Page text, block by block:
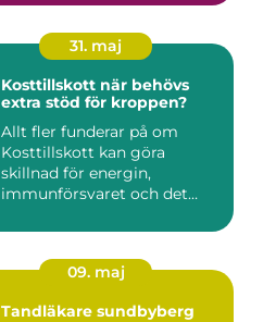
31. maj
Kosttillskott när behövs
extra stöd för kroppen?
Allt fler funderar på om
Kosttillskott kan göra
skillnad för energin,
immunförsvaret och det
09. maj
Tandläkare sundbyberg